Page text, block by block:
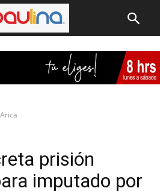
Arica
prisión
imputado por